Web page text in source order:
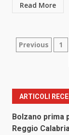
Read More
articoli
Previous 1
ARTICOLI
Bolzano prima
Reggio